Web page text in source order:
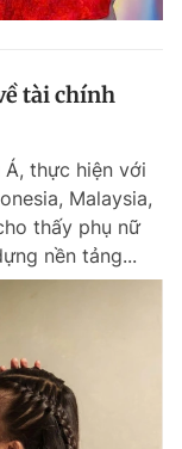
tài chính
Á, thực hiện với
Malaysia,
thấy phụ nữ
nền tảng...